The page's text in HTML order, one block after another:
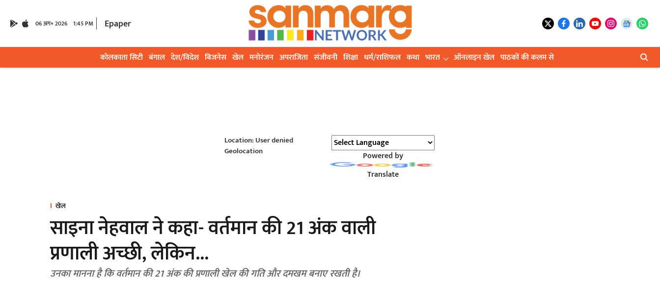
06 अग॰ 2026 1:45 PM Epaper
कोलकाता सिटी बंगाल देश/विदेश बिजनेस खेल मनोरंजन अपराजिता संजीवनी शिक्षा धर्म/राशिफल कथा भारत ऑनलाइन खेल पाठकों की कलम से
Location: User denied
Geolocation
Powered by
Translate
खेल
साइना नेहवाल ने कहा- वर्तमान की 21 अंक वाली
प्रणाली अच्छी, लेकिन...
उनका मानना है कि वर्तमान की 21 अंक की प्रणाली खेल की गति और दमखम बनाए रखती है।